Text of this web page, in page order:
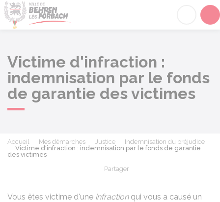
Victime d'infraction :
indemnisation par le fonds
de garantie des victimes
Accueil Mes démarches Justice
Indemnisation du préjudice
Victime d'infraction : indemnisation par le fonds de garantie
des victimes
Partager
Vous êtes victime d'une infractionqui vous a causé un